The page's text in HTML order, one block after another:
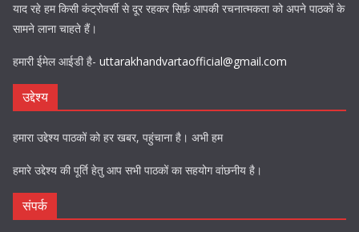
याद रहे हम किसी कंट्रोवर्सी से दूर रहकर सिर्फ़ आपकी रचनात्मकता को अपने पाठकों के
सामने लाना चाहते हैं।
हमारी ईमेल आईडी है- uttarakhandvartaofficial@gmail.com
उद्देश्य
हमारा उद्देश्य पाठकों को हर खबर, पहुंचाना है। अभी हम
हमारे उद्देश्य की पूर्ति हेतु आप सभी पाठकों का सहयोग वांछनीय है।
संपर्क